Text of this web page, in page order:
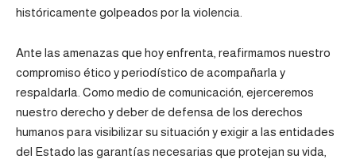
históricamente golpeados por la violencia.
Ante las amenazas que hoy enfrenta, reafirmamos nuestro
compromiso ético y periodístico de acompañarla y
respaldarla. Como medio de comunicación, ejerceremos
nuestro derecho y deber de defensa de los derechos
humanos para visibilizar su situación y exigir a las entidades
del Estado las garantías necesarias que protejan su vida,